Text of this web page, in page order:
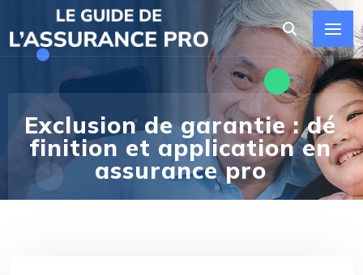
Exclusion de garantie : dé
finition et application en
assurance pro